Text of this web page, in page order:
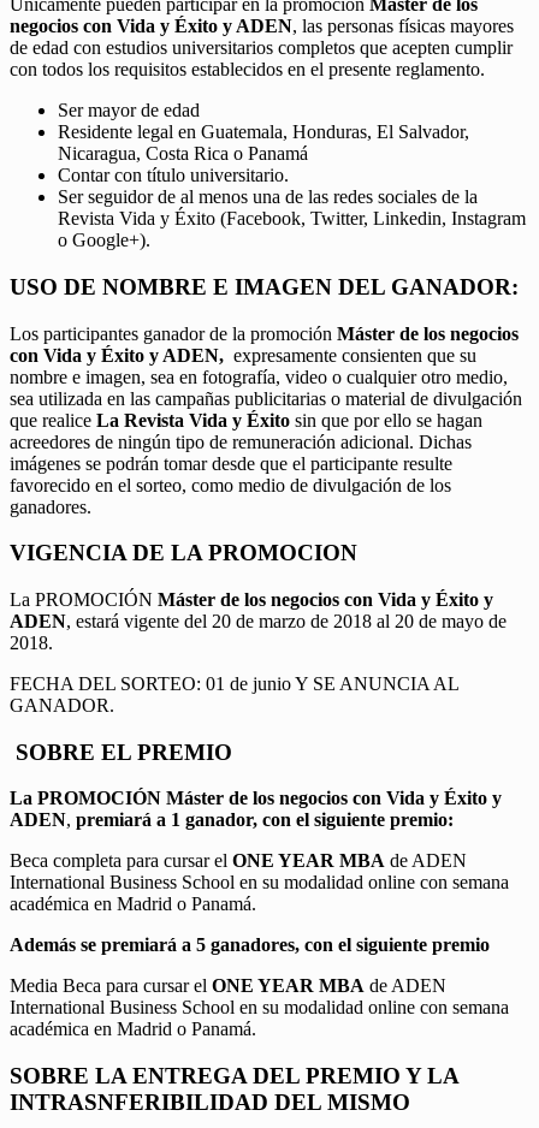
Únicamente pueden participar en la promoción Máster de los
negocios con Vida y Éxito y ADEN, las personas físicas mayores
de edad con estudios universitarios completos que acepten cumplir
con todos los requisitos establecidos en el presente reglamento.
Ser mayor de edad
Residente legal en Guatemala, Honduras, El Salvador,
Nicaragua, Costa Rica o Panamá
Contar con título universitario.
Ser seguidor de al menos una de las redes sociales de la
Revista Vida y Éxito (Facebook, Twitter, Linkedin, Instagram
o Google+).
USO DE NOMBRE E IMAGEN DEL GANADOR:
Los participantes ganador de la promoción Máster de los negocios
con Vida y Éxito y ADEN, expresamente consienten que su
nombre e imagen, sea en fotografía, video o cualquier otro medio,
sea utilizada en las campañas publicitarias o material de divulgación
que realice La Revista Vida y Éxito sin que por ello se hagan
acreedores de ningún tipo de remuneración adicional. Dichas
imágenes se podrán tomar desde que el participante resulte
favorecido en el sorteo, como medio de divulgación de los
ganadores.
VIGENCIA DE LA PROMOCION
La PROMOCIÓN Máster de los negocios con Vida y Éxito y
ADEN, estará vigente del 20 de marzo de 2018 al 20 de mayo de
2018.
FECHA DEL SORTEO: 01 de junio Y SE ANUNCIA AL
GANADOR.
SOBRE EL PREMIO
La PROMOCIÓN Máster de los negocios con Vida y Éxito y
ADEN, premiará a 1 ganador, con el siguiente premio:
Beca completa para cursar el ONE YEAR MBA de ADEN
International Business School en su modalidad online con semana
académica en Madrid o Panamá.
Además se premiará a 5 ganadores, con el siguiente premio
Media Beca para cursar el ONE YEAR MBA de ADEN
International Business School en su modalidad online con semana
académica en Madrid o Panamá.
SOBRE LA ENTREGA DEL PREMIO Y LA
INTRASNFERIBILIDAD DEL MISMO